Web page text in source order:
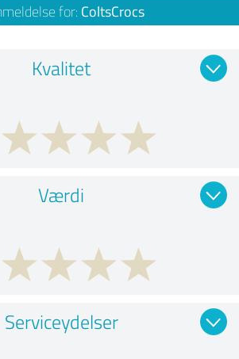
for: ColtsCrocs
Kvalitet
Værdi
Serviceydelser